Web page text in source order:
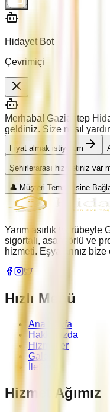
Hidayet Bot
Çevrimiçi
Merhaba! Gaziantep
geldiniz. Size nasıl
Fiyat almak istiyorum
Şehirlerarası hizmetiniz var
👤 Müşteri Temsilcisine
Yarım asırlık
sigortalı, asansörlü ve
hizmeti. Eşyalarınız bize
Hızlı Menü
Ana Sayfa
Hakkımızda
Hizmetler
Galeri
İletişim
Hizmet Ağımız